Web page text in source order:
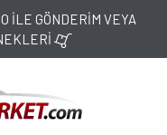
İLE GÖNDERİM VEYA